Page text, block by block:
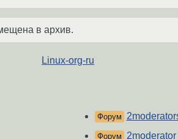
в архив.
Linux-org-ru
Форум
Форум 2moderator